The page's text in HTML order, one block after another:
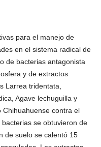
para el manejo de
en el sistema radical de
de bacterias antagonista
y de extractos
Larrea tridentata,
Agave lechuguilla y
Chihuahuense contra el
se obtuvieron de
de suelo se calentó 15